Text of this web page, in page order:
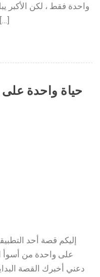
لا أستمتع حقًا بفكرة امتلاك طفلي […]
إليكم قصة أحد
على واحدة من أسوأ